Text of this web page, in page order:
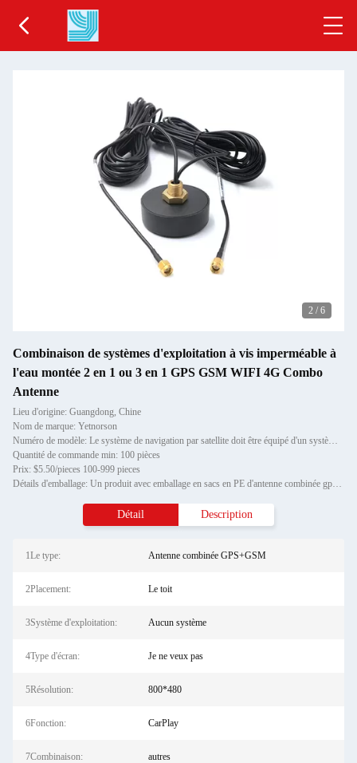
2 / 6
Combinaison de systèmes d'exploitation à vis imperméable à
l'eau montée 2 en 1 ou 3 en 1 GPS GSM WIFI 4G Combo
Antenne
Lieu d'origine: Guangdong, Chine
Nom de marque: Yetnorson
Numéro de modèle: Le système de navigation par satellite doit être équipé d'un système de navigation par satellite (SN
Quantité de commande min: 100 pièces
Prix: $5.50/pieces 100-999 pieces
Détails d'emballage: Un produit avec emballage en sacs en PE d'antenne combinée gps gsm gps gsm
Détail Description
1Le type: Antenne combinée GPS+GSM
2Placement: Le toit
3Système d'exploitation: Aucun système
4Type d'écran: Je ne veux pas
5Résolution: 800*480
6Fonction: CarPlay
7Combinaison: autres